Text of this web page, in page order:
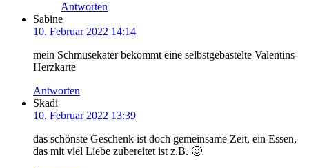
Antworten
Sabine
10. Februar 2022 14:14
mein Schmusekater bekommt eine selbstgebastelte Valentins-
Herzkarte
Antworten
Skadi
10. Februar 2022 13:39
das schönste Geschenk ist doch gemeinsame Zeit, ein Essen,
das mit viel Liebe zubereitet ist z.B. 🙂